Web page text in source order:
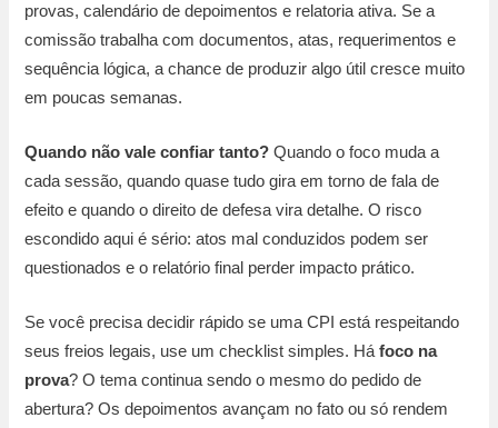
provas, calendário de depoimentos e relatoria ativa. Se a
comissão trabalha com documentos, atas, requerimentos e
sequência lógica, a chance de produzir algo útil cresce muito
em poucas semanas.
Quando não vale confiar tanto? Quando o foco muda a
cada sessão, quando quase tudo gira em torno de fala de
efeito e quando o direito de defesa vira detalhe. O risco
escondido aqui é sério: atos mal conduzidos podem ser
questionados e o relatório final perder impacto prático.
Se você precisa decidir rápido se uma CPI está respeitando
seus freios legais, use um checklist simples. Háfoco na
prova? O tema continua sendo o mesmo do pedido de
abertura? Os depoimentos avançam no fato ou só rendem